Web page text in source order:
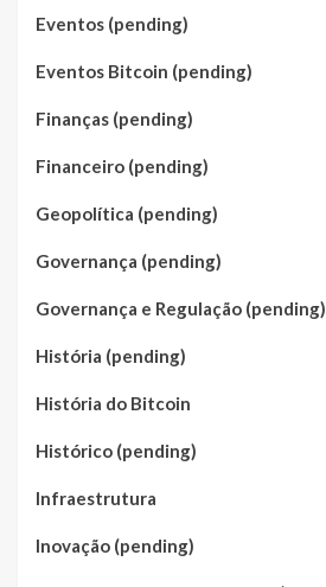
Eventos (pending)
Eventos Bitcoin (pending)
Finanças (pending)
Financeiro (pending)
Geopolítica (pending)
Governança (pending)
Governança e Regulação (pending)
História (pending)
História do Bitcoin
Histórico (pending)
Infraestrutura
Inovação (pending)